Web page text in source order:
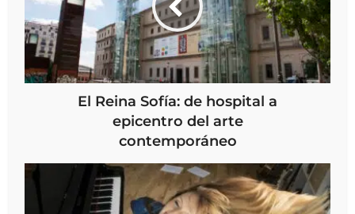
El Reina Sofía: de hospital a
epicentro del arte
contemporáneo